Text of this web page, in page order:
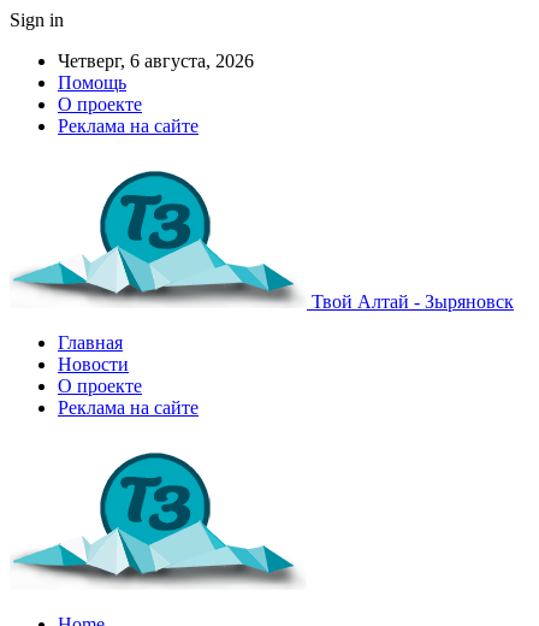
Sign in
Четверг, 6 августа, 2026
Помощь
О проекте
Реклама на сайте
Твой Алтай - Зыряновск
Главная
Новости
О проекте
Реклама на сайте